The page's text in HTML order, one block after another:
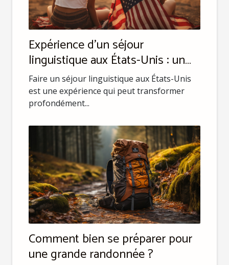
Expérience d'un séjour
linguistique aux États-Unis : un
aperçu
Faire un séjour linguistique aux États-Unis
est une expérience qui peut transformer
profondément...
Comment bien se préparer pour
une grande randonnée ?